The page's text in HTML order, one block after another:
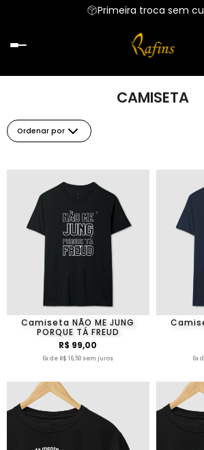
Primeira troca sem
CAMISETA
Ordenar por
Camiseta NÃO ME JUNG
PORQUE TÁ FREUD
R$ 99,00
6x de R$ 16,50 sem juros 6x